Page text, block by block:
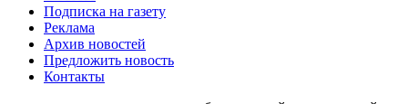
Подписка на газету
Реклама
Архив новостей
Предложить новость
Контакты